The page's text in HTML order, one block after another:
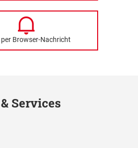
per Browser-Nachricht
Services